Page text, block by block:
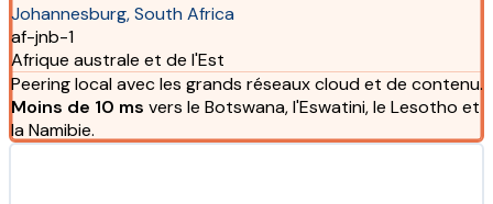
Johannesburg, South Africa
af-jnb-1
Afrique australe et de l'Est
Peering local avec les grands réseaux cloud et de contenu.
Moins de 10 ms vers le Botswana, l'Eswatini, le Lesotho et
la Namibie.